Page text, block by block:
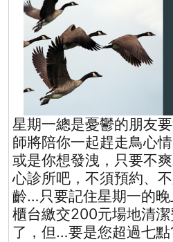
星期一總是憂鬱的朋友
師將陪你一起趕走鳥心
或是你想發洩，只要不
心診所吧，不須預約、
齡…只要記住星期一的
櫃台繳交200元場地清
了，但…要是您超過七點